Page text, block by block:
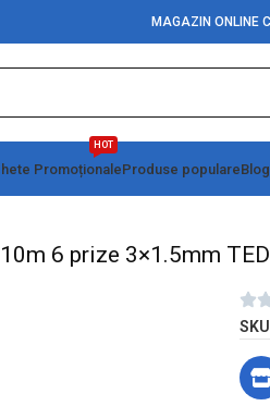
MAGAZIN ONLINE
Promoționale
HOT
Produse populareBlog
6 prize 3×1.5mm TED